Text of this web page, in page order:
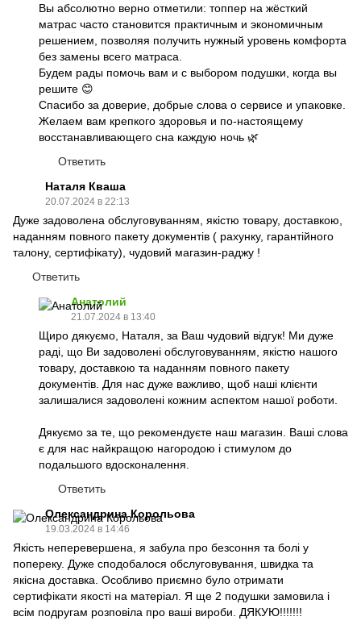
Вы абсолютно верно отметили: топпер на жёсткий
матрас часто становится практичным и экономичным
решением, позволяя получить нужный уровень комфорта
без замены всего матраса.
Будем рады помочь вам и с выбором подушки, когда вы
решите 😊
Спасибо за доверие, добрые слова о сервисе и упаковке.
Желаем вам крепкого здоровья и по-настоящему
восстанавливающего сна каждую ночь 🌿
Ответить
Наталя Кваша
20.07.2024 в 22:13
Дуже задоволена обслуговуванням, якістю товару, доставкою,
наданням повного пакету документів ( рахунку, гарантійного
талону, сертифікату), чудовий магазин-раджу !
Ответить
Анатолий
21.07.2024 в 13:40
Щиро дякуємо, Наталя, за Ваш чудовий відгук! Ми дуже
раді, що Ви задоволені обслуговуванням, якістю нашого
товару, доставкою та наданням повного пакету
документів. Для нас дуже важливо, щоб наші клієнти
залишалися задоволені кожним аспектом нашої роботи.
Дякуємо за те, що рекомендуєте наш магазин. Ваші слова
є для нас найкращою нагородою і стимулом до
подальшого вдосконалення.
Ответить
Олександрина Корольова
19.03.2024 в 14:46
Якість неперевершена, я забула про безсоння та болі у
попереку. Дуже сподобалося обслуговування, швидка та
якісна доставка. Особливо приємно було отримати
сертифікати якості на матеріал. Я ще 2 подушки замовила і
всім подругам розповіла про ваші вироби. ДЯКУЮ!!!!!!!